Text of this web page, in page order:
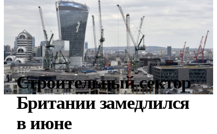
Строительный сектор
Британии замедлился
в июне